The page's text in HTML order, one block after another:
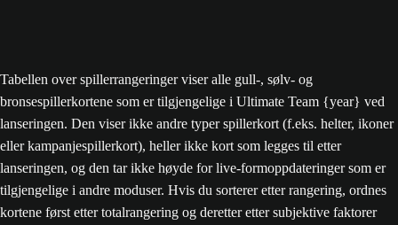
Tabellen over spillerrangeringer viser alle gull-, sølv- og
bronsespillerkortene som er tilgjengelige i Ultimate Team {year} ved
lanseringen. Den viser ikke andre typer spillerkort (f.eks. helter, ikoner
eller kampanjespillerkort), heller ikke kort som legges til etter
lanseringen, og den tar ikke høyde for live-formoppdateringer som er
tilgjengelige i andre moduser. Hvis du sorterer etter rangering, ordnes
kortene først etter totalrangering og deretter etter subjektive faktorer